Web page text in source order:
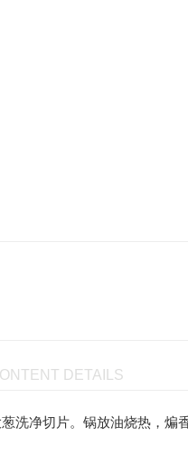
DETAILS
洗净切片。锅放油烧热，煸